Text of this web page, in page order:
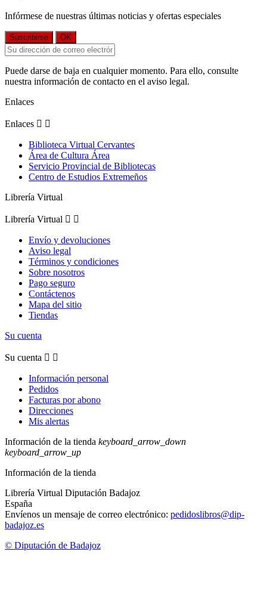
Infórmese de nuestras últimas noticias y ofertas especiales
Puede darse de baja en cualquier momento. Para ello, consulte
nuestra información de contacto en el aviso legal.
Enlaces
Enlaces  
Biblioteca Virtual Cervantes
Área de Cultura Área
Servicio Provincial de Bibliotecas
Centro de Estudios Extremeños
Librería Virtual
Librería Virtual  
Envío y devoluciones
Aviso legal
Términos y condiciones
Sobre nosotros
Pago seguro
Contáctenos
Mapa del sitio
Tiendas
Su cuenta
Su cuenta  
Información personal
Pedidos
Facturas por abono
Direcciones
Mis alertas
Información de la tienda keyboard_arrow_down
keyboard_arrow_up
Información de la tienda
Librería Virtual Diputación Badajoz
España
Envíenos un mensaje de correo electrónico: pedidoslibros@dip-
badajoz.es
© Diputación de Badajoz